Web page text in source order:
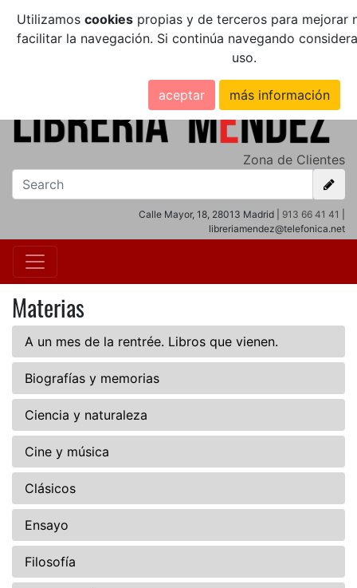
Utilizamos cookiespropias y de terceros para mejorar
facilitar la navegación. Si continúa navegando
uso.
aceptar más información
Zona de Clientes
Calle Mayor, 18, 28013 Madrid | 913 66 41 41
libreriamendez@telefonica.net
Materias
A un mes de la rentrée. Libros que vienen.
Biografías y memorias
Ciencia y naturaleza
Cine y música
Clásicos
Ensayo
Filosofía